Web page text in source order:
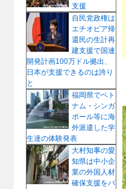
支援
自民党政権は
エチオピア帰
還民の生計再
建支援で国連
開発計画100万ドル拠出、
日本が支援できるのは誇り
と
福岡県でベト
ナム・シンガ
ポール等に海
外派遣した学
生達の体験発表
大村知事の愛
知県は中小企
業の外国人材
確保支援をパ